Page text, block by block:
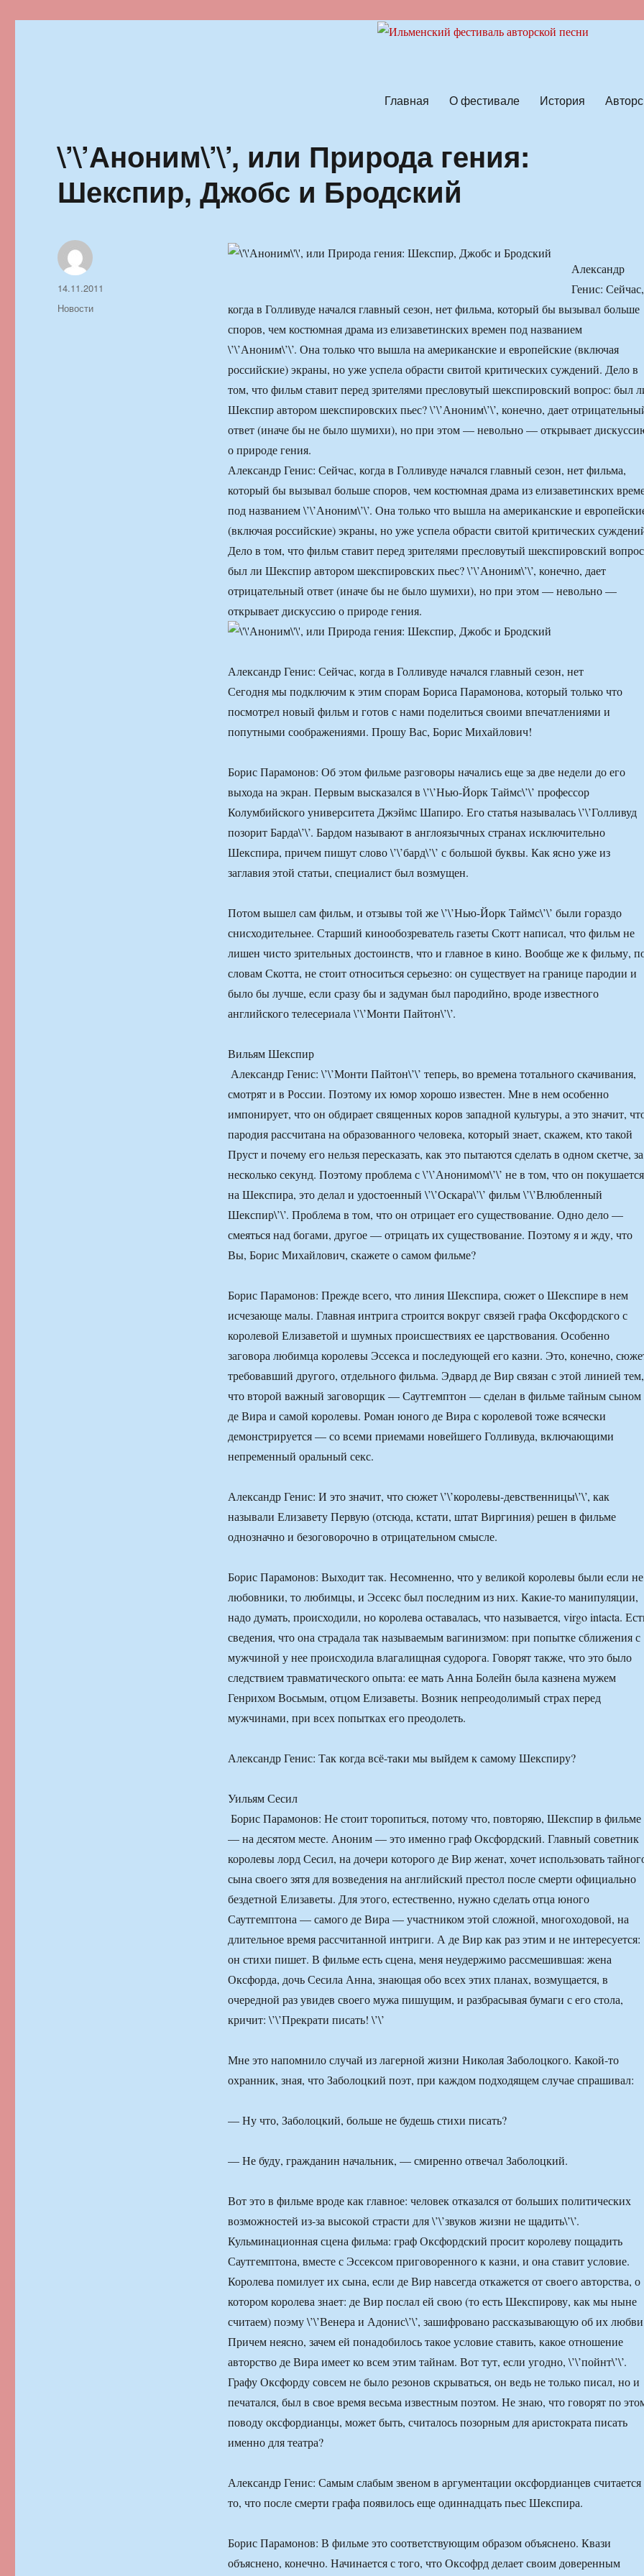
Главная О фестивале История
\’\’Аноним\’\’, или Природа гения:
Шекспир, Джобс и Бродский
Александр
Генис: Сейчас,
когда в Голливуде начался главный сезон, нет фильма, который бы вызывал больше
споров, чем костюмная драма из елизаветинских времен под названием
\’\’Аноним\’\’. Она только что вышла на американские и европейские (включая
российские) экраны, но уже успела обрасти свитой критических суждений. Дело в
том, что фильм ставит перед зрителями пресловутый шекспировский вопрос: был
Шекспир автором шекспировских пьес? \’\’Аноним\’\’, конечно, дает
ответ (иначе бы не было шумихи), но при этом — невольно — открывает
о природе гения.
Александр Генис: Сейчас, когда в Голливуде начался главный сезон, нет фильма,
который бы вызывал больше споров, чем костюмная драма из елизаветинских
под названием \’\’Аноним\’\’. Она только что вышла на американские и
(включая российские) экраны, но уже успела обрасти свитой критических
Дело в том, что фильм ставит перед зрителями пресловутый шекспировский
был ли Шекспир автором шекспировских пьес? \’\’Аноним\’\’, конечно, дает
отрицательный ответ (иначе бы не было шумихи), но при этом — невольно —
открывает дискуссию о природе гения.
Александр Генис: Сейчас, когда в Голливуде начался главный сезон, нет
Сегодня мы подключим к этим спорам Бориса Парамонова, который только что
посмотрел новый фильм и готов с нами поделиться своими впечатлениями и
попутными соображениями. Прошу Вас, Борис Михайлович!
Борис Парамонов: Об этом фильме разговоры начались еще за две недели до его
выхода на экран. Первым высказался в \’\’Нью-Йорк Таймс\’\’ профессор
Колумбийского университета Джэймс Шапиро. Его статья называлась \’\’Голливуд
позорит Барда\’\’. Бардом называют в англоязычных странах исключительно
Шекспира, причем пишут слово \’\’бард\’\’ с большой буквы. Как ясно уже из
заглавия этой статьи, специалист был возмущен.
Потом вышел сам фильм, и отзывы той же \’\’Нью-Йорк Таймс\’\’ были гораздо
снисходительнее. Старший кинообозреватель газеты Скотт написал, что фильм не
лишен чисто зрительных достоинств, что и главное в кино. Вообще же к фильму,
словам Скотта, не стоит относиться серьезно: он существует на границе пародии и
было бы лучше, если сразу бы и задуман был пародийно, вроде известного
английского телесериала \’\’Монти Пайтон\’\’.
Вильям Шекспир
​​ Александр Генис: \’\’Монти Пайтон\’\’ теперь, во времена тотального скачивания,
смотрят и в России. Поэтому их юмор хорошо известен. Мне в нем особенно
импонирует, что он обдирает священных коров западной культуры, а это значит,
пародия рассчитана на образованного человека, который знает, скажем, кто такой
Пруст и почему его нельзя пересказать, как это пытаются сделать в одном скетче, за
несколько секунд. Поэтому проблема с \’\’Анонимом\’\’ не в том, что он покушается
на Шекспира, это делал и удостоенный \’\’Оскара\’\’ фильм \’\’Влюбленный
Шекспир\’\’. Проблема в том, что он отрицает его существование. Одно дело —
смеяться над богами, другое — отрицать их существование. Поэтому я и жду, что
Вы, Борис Михайлович, скажете о самом фильме?
Борис Парамонов: Прежде всего, что линия Шекспира, сюжет о Шекспире в нем
исчезающе малы. Главная интрига строится вокруг связей графа Оксфордского с
королевой Елизаветой и шумных происшествиях ее царствования. Особенно
заговора любимца королевы Эссекса и последующей его казни. Это, конечно,
требовавший другого, отдельного фильма. Эдвард де Вир связан с этой линией тем,
что второй важный заговорщик — Саутгемптон — сделан в фильме тайным сыном
де Вира и самой королевы. Роман юного де Вира с королевой тоже всячески
демонстрируется — со всеми приемами новейшего Голливуда, включающими
непременный оральный секс.
Александр Генис: И это значит, что сюжет \’\’королевы-девственницы\’\’, как
называли Елизавету Первую (отсюда, кстати, штат Виргиния) решен в фильме
однозначно и безоговорочно в отрицательном смысле.
Борис Парамонов: Выходит так. Несомненно, что у великой королевы были если не
любовники, то любимцы, и Эссекс был последним из них. Какие-то манипуляции,
надо думать, происходили, но королева оставалась, что называется, virgo intacta.
сведения, что она страдала так называемым вагинизмом: при попытке сближения с
мужчиной у нее происходила влагалищная судорога. Говорят также, что это было
следствием травматического опыта: ее мать Анна Болейн была казнена мужем
Генрихом Восьмым, отцом Елизаветы. Возник непреодолимый страх перед
мужчинами, при всех попытках его преодолеть.
Александр Генис: Так когда всё-таки мы выйдем к самому Шекспиру?
Уильям Сесил
​​ Борис Парамонов: Не стоит торопиться, потому что, повторяю, Шекспир в фильме
— на десятом месте. Аноним — это именно граф Оксфордский. Главный советник
королевы лорд Сесил, на дочери которого де Вир женат, хочет использовать
сына своего зятя для возведения на английский престол после смерти официально
бездетной Елизаветы. Для этого, естественно, нужно сделать отца юного
Саутгемптона — самого де Вира — участником этой сложной, многоходовой, на
длительное время рассчитанной интриги. А де Вир как раз этим и не интересуется:
он стихи пишет. В фильме есть сцена, меня неудержимо рассмешившая: жена
Оксфорда, дочь Сесила Анна, знающая обо всех этих планах, возмущается, в
очередной раз увидев своего мужа пишущим, и разбрасывая бумаги с его стола,
кричит: \’\’Прекрати писать! \’\’
Мне это напомнило случай из лагерной жизни Николая Заболоцкого. Какой-то
охранник, зная, что Заболоцкий поэт, при каждом подходящем случае спрашивал:
— Ну что, Заболоцкий, больше не будешь стихи писать?
— Не буду, гражданин начальник, — смиренно отвечал Заболоцкий.
Вот это в фильме вроде как главное: человек отказался от больших политических
возможностей из-за высокой страсти для \’\’звуков жизни не щадить\’\’.
Кульминационная сцена фильма: граф Оксфордский просит королеву пощадить
Саутгемптона, вместе с Эссексом приговоренного к казни, и она ставит условие.
Королева помилует их сына, если де Вир навсегда откажется от своего авторства, о
котором королева знает: де Вир послал ей свою (то есть Шекспирову, как мы ныне
считаем) поэму \’\’Венера и Адонис\’\’, зашифровано рассказывающую об их
Причем неясно, зачем ей понадобилось такое условие ставить, какое отношение
авторство де Вира имеет ко всем этим тайнам. Вот тут, если угодно, \’\’пойнт\’\’.
Графу Оксфорду совсем не было резонов скрываться, он ведь не только писал, но и
печатался, был в свое время весьма известным поэтом. Не знаю, что говорят по
поводу оксфордианцы, может быть, считалось позорным для аристократа писать
именно для театра?
Александр Генис: Самым слабым звеном в аргументации оксфордианцев считается
то, что после смерти графа появилось еще одиннадцать пьес Шекспира.
Борис Парамонов: В фильме это соответствующим образом объяснено. Квази
объяснено, конечно. Начинается с того, что Оксофрд делает своим доверенным
Автор
Опубликовано
14.11.2011
Рубрики
Новости